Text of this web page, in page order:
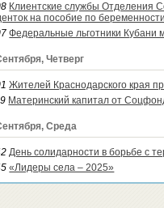
Клиентские службы Отделения
на пособие по
Федеральные льготники Кубани
Четверг
Жителей Краснодарского края
Материнский капитал от
Среда
День солидарности в борьбе с
«Лидеры села – 2025»